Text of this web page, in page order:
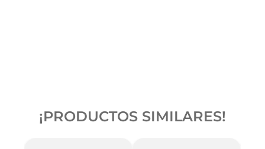
¡PRODUCTOS SIMILARES!